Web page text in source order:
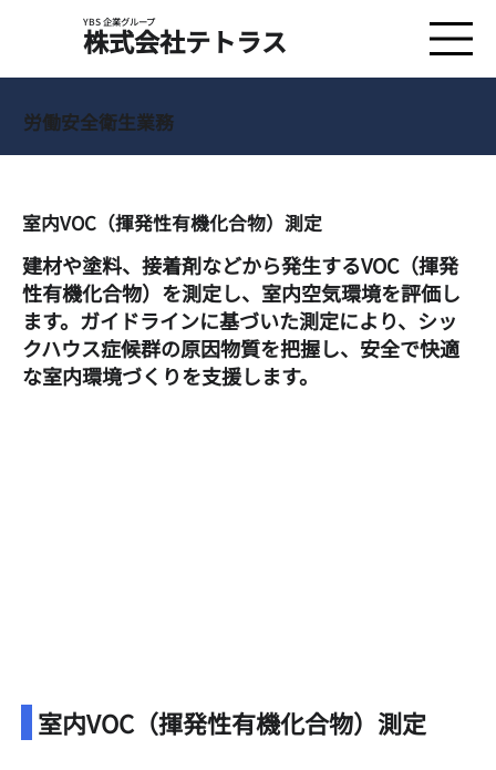
YBS 企業グループ
​株式会社テトラス
労働安全衛生業務
室内VOC（揮発性有機化合物）測定
建材や塗料、接着剤などから発生するVOC（揮発
性有機化合物）を測定し、室内空気環境を評価し
ます。ガイドラインに基づいた測定により、シッ
クハウス症候群の原因物質を把握し、安全で快適
な室内環境づくりを支援します。
室内VOC（揮発性有機化合物）測定